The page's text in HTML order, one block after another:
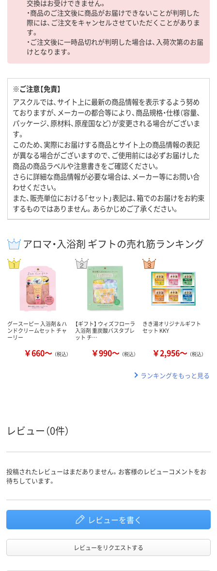
交換はお受けできません。
・商品のご注文後に商品がお届けできないことが判明した
際には、ご注文をキャンセルさせていただくことがありま
す。
・ご注文後に一時品切れが判明した場合は、入荷次第のお届
けとなります。
※ご注意【免責】
アスクルでは、サイト上に最新の商品情報を表示するよう努め
ておりますが、メーカーの都合等により、商品規格・仕様（容量、
パッケージ、原材料、原産国など）が変更される場合がございま
す。
このため、実際にお届けする商品とサイト上の商品情報の表記
が異なる場合がございますので、ご使用前には必ずお届けした
商品の商品ラベルや注意書きをご確認ください。
さらに詳細な商品情報が必要な場合は、メーカー等にお問い合
わせください。
また、販売単位における「セット」表記は、箱でのお届けをお約束
するものではありません。あらかじめご了承ください。
アロマ・入浴剤 ギフトの売れ筋ランキング
グースーピー 入浴剤＆ハ
ンドクリームセット チャ
ーリー
￥660～ （税込）
【ギフト】 ウィズフローラ
入浴剤 重炭酸バスタブレ
ット チ…
￥990～ （税込）
きき湯オリジナルギフト
セット KKY
￥2,956～ （税込）
ランキングをもっと見る
レビュー（0件）
投稿されたレビューはまだありません。お客様のレビューコメントをお
待ちしています。
レビューを書く
レビューをリクエストする